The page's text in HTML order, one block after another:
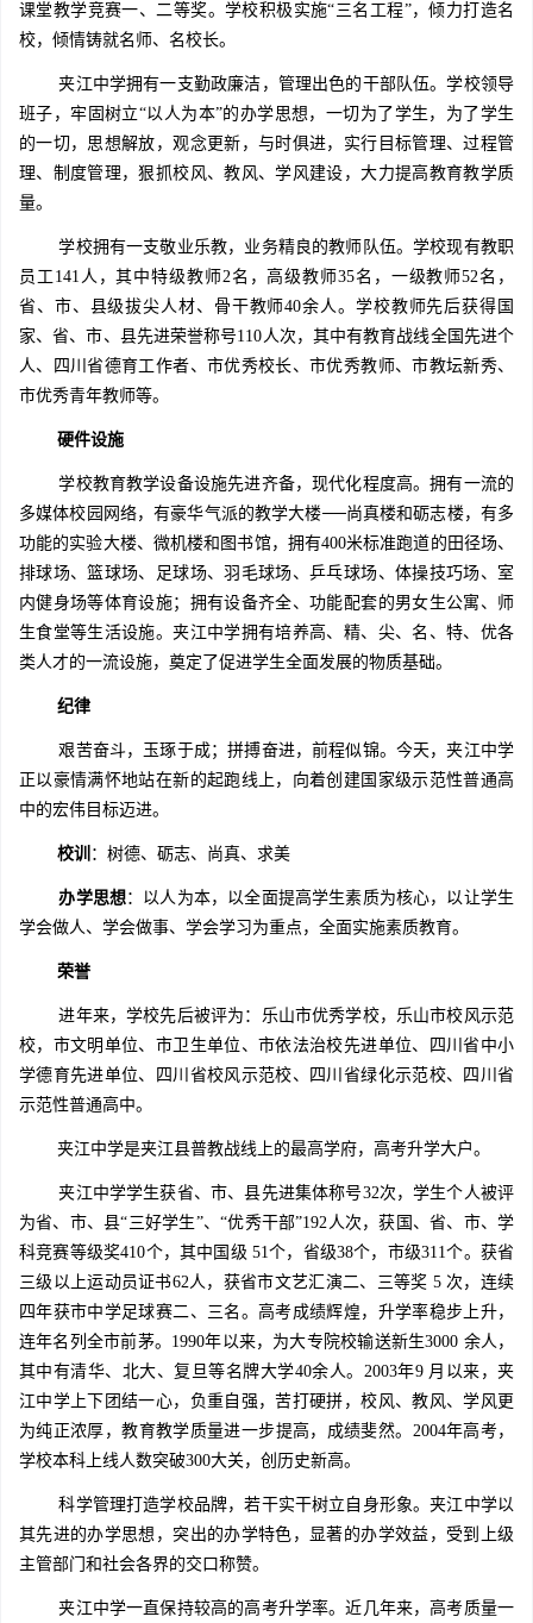
课堂教学竞赛一、二等奖。学校积极实施“三名工程”，倾力打造名
校，倾情铸就名师、名校长。
夹江中学拥有一支勤政廉洁，管理出色的干部队伍。学校领导
班子，牢固树立“以人为本”的办学思想，一切为了学生，为了学生
的一切，思想解放，观念更新，与时俱进，实行目标管理、过程管
理、制度管理，狠抓校风、教风、学风建设，大力提高教育教学质
量。
学校拥有一支敬业乐教，业务精良的教师队伍。学校现有教职
员工141人，其中特级教师2名，高级教师35名，一级教师52名，
省、市、县级拔尖人材、骨干教师40余人。学校教师先后获得国
家、省、市、县先进荣誉称号110人次，其中有教育战线全国先进个
人、四川省德育工作者、市优秀校长、市优秀教师、市教坛新秀、
市优秀青年教师等。
硬件设施
学校教育教学设备设施先进齐备，现代化程度高。拥有一流的
多媒体校园网络，有豪华气派的教学大楼──尚真楼和砺志楼，有多
功能的实验大楼、微机楼和图书馆，拥有400米标准跑道的田径场、
排球场、篮球场、足球场、羽毛球场、乒乓球场、体操技巧场、室
内健身场等体育设施；拥有设备齐全、功能配套的男女生公寓、师
生食堂等生活设施。夹江中学拥有培养高、精、尖、名、特、优各
类人才的一流设施，奠定了促进学生全面发展的物质基础。
纪律
艰苦奋斗，玉琢于成；拼搏奋进，前程似锦。今天，夹江中学
正以豪情满怀地站在新的起跑线上，向着创建国家级示范性普通高
中的宏伟目标迈进。
校训 ：树德、砺志、尚真、求美
办学思想：以人为本，以全面提高学生素质为核心，以让学生
学会做人、学会做事、学会学习为重点，全面实施素质教育。
荣誉
进年来，学校先后被评为：乐山市优秀学校，乐山市校风示范
校，市文明单位、市卫生单位、市依法治校先进单位、四川省中小
学德育先进单位、四川省校风示范校、四川省绿化示范校、四川省
示范性普通高中。
夹江中学是夹江县普教战线上的最高学府，高考升学大户。
夹江中学学生获省、市、县先进集体称号32次，学生个人被评
为省、市、县“三好学生”、“优秀干部”192人次，获国、省、市、学
科竞赛等级奖410个，其中国级 51个，省级38个，市级311个。获省
三级以上运动员证书62人，获省市文艺汇演二、三等奖 5 次，连续
四年获市中学足球赛二、三名。高考成绩辉煌，升学率稳步上升，
连年名列全市前茅。1990年以来，为大专院校输送新生3000 余人，
其中有清华、北大、复旦等名牌大学40余人。2003年9 月以来，夹
江中学上下团结一心，负重自强，苦打硬拼，校风、教风、学风更
为纯正浓厚，教育教学质量进一步提高，成绩斐然。2004年高考，
学校本科上线人数突破300大关，创历史新高。
科学管理打造学校品牌，若干实干树立自身形象。夹江中学以
其先进的办学思想，突出的办学特色，显著的办学效益，受到上级
主管部门和社会各界的交口称赞。
夹江中学一直保持较高的高考升学率。近几年来，高考质量一